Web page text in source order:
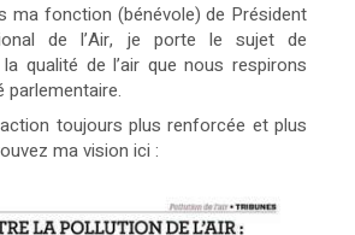
ma fonction (bénévole) de Président
de l’Air, je porte le sujet de
la qualité de l’air que nous respirons
parlementaire.
toujours plus renforcée et plus
ma vision ici :